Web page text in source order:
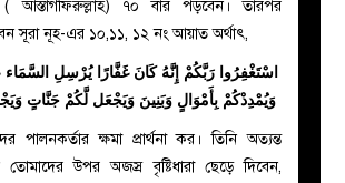
সূরা নূহ-এর ১০,১১, ১২ নং আয়াত অর্থাৎ,
اسْتَغْفِرُوا رَبَّكُمْ إِنَّهُ كَانَ غَفَّارًا يُرْسِلِ السَّمَاء
وَيُمْدِدْكُمْ بِأَمْوَالٍ وَبَنِينَ وَيَجْعَل لَّكُمْ جَنَّاتٍ
পালনকর্তার ক্ষমা প্রার্থনা কর। তিনি অত্যন্ত
তোমাদের উপর অজস্র বৃষ্টিধারা ছেড়ে দিবেন,